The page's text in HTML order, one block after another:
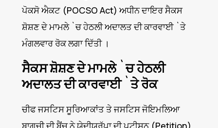
ਪੋਕਸੋ ਐਕਟ (POCSO Act) ਅਧੀਨ ਦਾਇਰ ਸੈਕਸ
ਸ਼ੋਸ਼ਣ ਦੇ ਮਾਮਲੇ `ਚ ਹੇਠਲੀ ਅਦਾਲਤ ਦੀ ਕਾਰਵਾਈ `ਤੇ
ਮੰਗਲਵਾਰ ਰੋਕ ਲਗਾ ਦਿੱਤੀ ।
ਸੈਕਸ ਸ਼ੋਸ਼ਣ ਦੇ ਮਾਮਲੇ `ਚ ਹੇਠਲੀ
ਅਦਾਲਤ ਦੀ ਕਾਰਵਾਈ `ਤੇ ਰੋਕ
ਚੀਫ ਜਸਟਿਸ ਸੂਰਿਆਕਾਂਤ ਤੇ ਜਸਟਿਸ ਜੋਇਮਲਿਆ
ਬਾਗਚੀ ਦੀ ਬੈਂਚ ਨੇ ਯੇਦੀਯੁਰੱਪਾ ਦੀ ਪਟੀਸ਼ਨ (Petition)